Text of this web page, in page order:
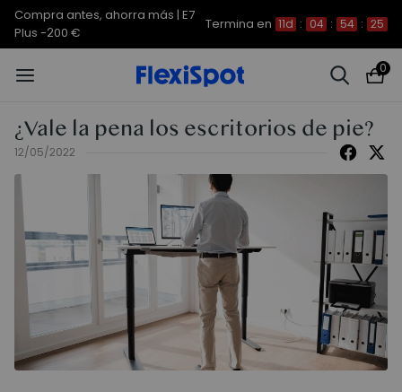
Compra antes, ahorra más | E7
Plus -200 €
Termina en 11d : 04 : 54 : 24
0
¿Vale la pena los escritorios de pie?
12/05/2022